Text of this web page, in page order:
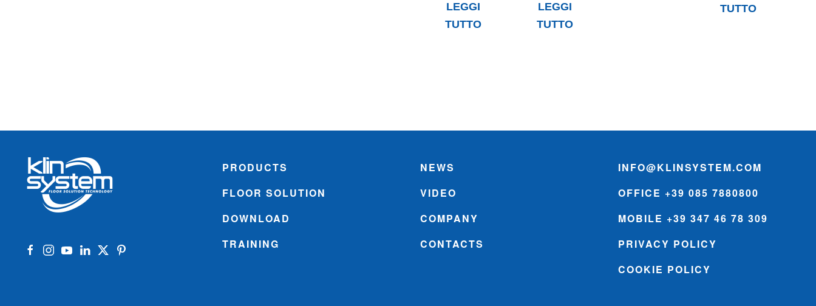
LEGGI
TUTTO
LEGGI
TUTTO
TUTTO
PRODUCTS
FLOOR SOLUTION
DOWNLOAD
TRAINING
NEWS
VIDEO
COMPANY
CONTACTS
INFO@KLINSYSTEM.COM
OFFICE +39 085 7880800
MOBILE +39 347 46 78 309
PRIVACY POLICY
COOKIE POLICY